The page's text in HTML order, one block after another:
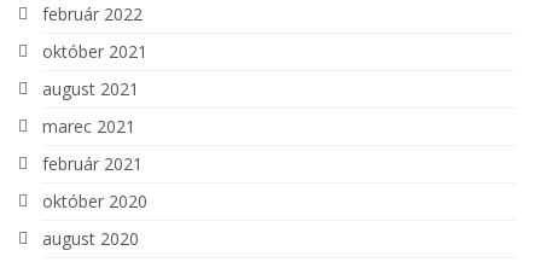
február 2022
október 2021
august 2021
marec 2021
február 2021
október 2020
august 2020